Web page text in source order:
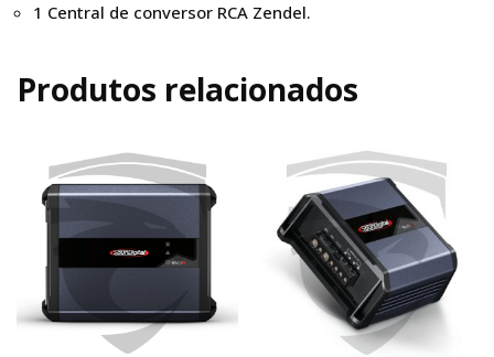
1 Central de conversor RCA Zendel.
Produtos relacionados